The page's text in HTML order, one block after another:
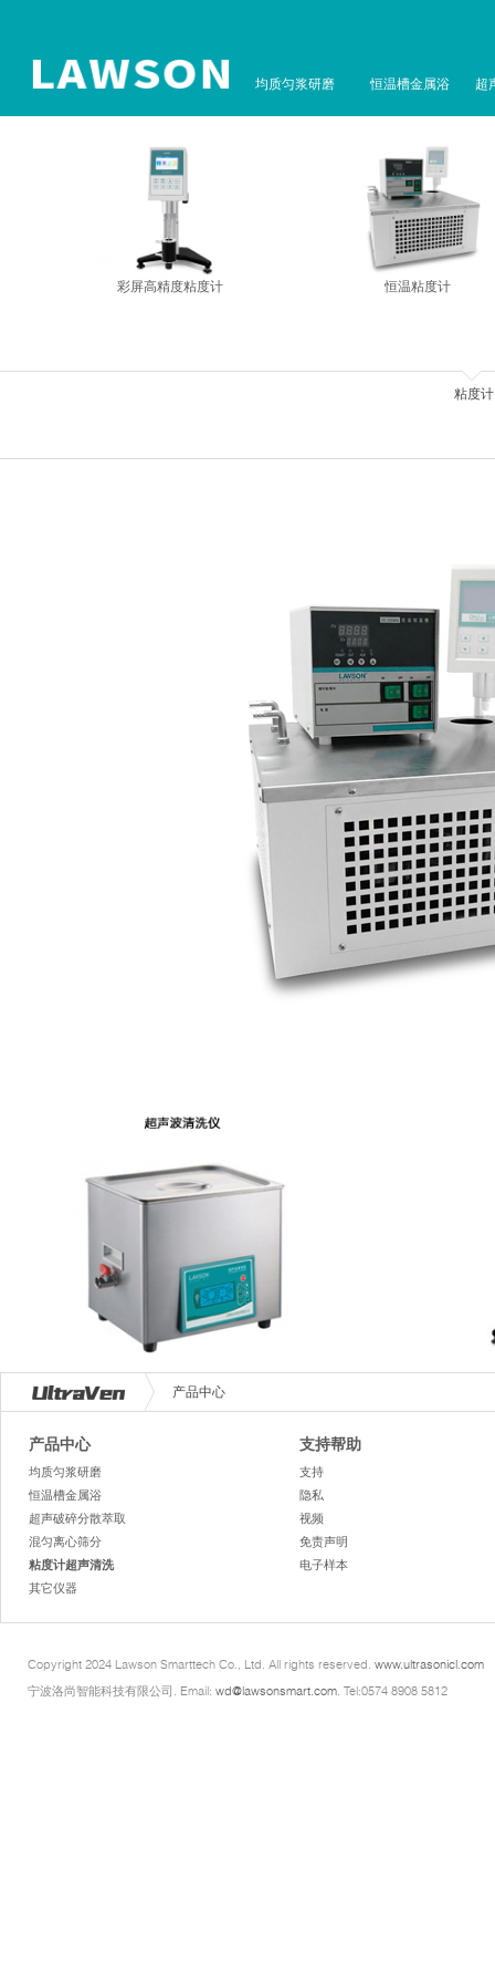
均质匀浆研磨 恒温槽金属浴 超
彩屏高精度粘度计 恒温粘度计
粘度计
产品中心
产品中心
均质匀浆研磨
恒温槽金属浴
超声破碎分散萃取
混匀离心筛分
粘度计超声清洗
其它仪器
支持帮助
支持
隐私
视频
免责声明
电子样本
Copyright 2024 Lawson Smarttech Co., Ltd. All rights reserved. www.ultrasonicl.com
宁波洛尚智能科技有限公司. Email: wd@lawsonsmart.com . Tel:0574 8908 5812